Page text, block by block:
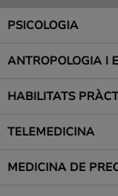
PSICOLOGIA
ANTROPOLOGIA I
HABILITATS
TELEMEDICINA
MEDICINA DE